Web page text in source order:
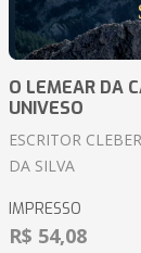
O LEMEAR DA
UNIVESO
ESCRITOR
DA SILVA
IMPRESSO
R$ 54,08